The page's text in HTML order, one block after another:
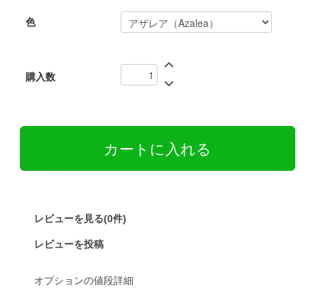
色
購入数
レビューを見る(0件)
レビューを投稿
オプションの値段詳細